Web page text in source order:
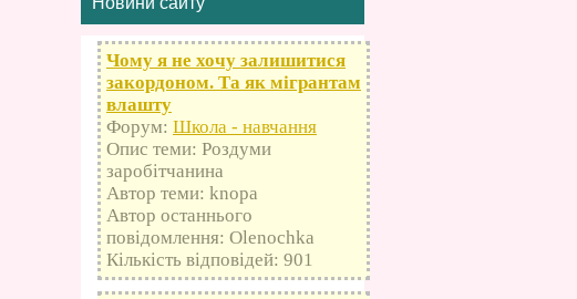
Чому я не хочу залишитися
закордоном. Та як мігрантам
влашту
Форум: Школа - навчання
Опис теми: Роздуми
заробітчанина
Автор теми: knopa
Автор останнього
повідомлення: Olenochka
Кількість відповідей: 901